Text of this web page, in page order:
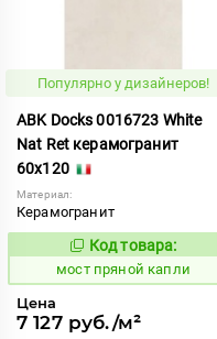
Популярно у дизайнеров!
ABK Docks 0016723 White
Nat Ret керамогранит
60x120
Материал:
Керамогранит
1024912
Код товара:
мост пряной капли
Цена
7 127 руб./м²